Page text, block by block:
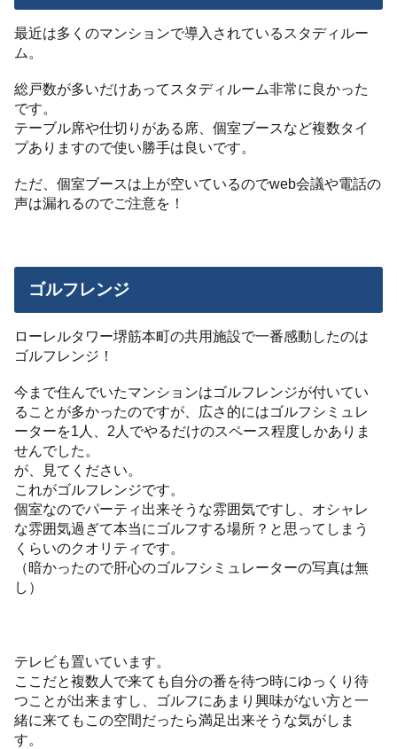
最近は多くのマンションで導入されているスタディルー
ム。
総戸数が多いだけあってスタディルーム非常に良かった
です。
テーブル席や仕切りがある席、個室ブースなど複数タイ
プありますので使い勝手は良いです。
ただ、個室ブースは上が空いているのでweb会議や電話の
声は漏れるのでご注意を！
ゴルフレンジ
ローレルタワー堺筋本町の共用施設で一番感動したのは
ゴルフレンジ！
今まで住んでいたマンションはゴルフレンジが付いてい
ることが多かったのですが、広さ的にはゴルフシミュレ
ーターを1人、2人でやるだけのスペース程度しかありま
せんでした。
が、見てください。
これがゴルフレンジです。
個室なのでパーティ出来そうな雰囲気ですし、オシャレ
な雰囲気過ぎて本当にゴルフする場所？と思ってしまう
くらいのクオリティです。
（暗かったので肝心のゴルフシミュレーターの写真は無
し）
テレビも置いています。
ここだと複数人で来ても自分の番を待つ時にゆっくり待
つことが出来ますし、ゴルフにあまり興味がない方と一
緒に来てもこの空間だったら満足出来そうな気がしま
す。